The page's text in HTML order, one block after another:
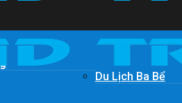
Du Lịch Ba Bể